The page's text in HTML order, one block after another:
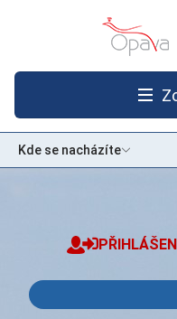
Kde se nacházíte